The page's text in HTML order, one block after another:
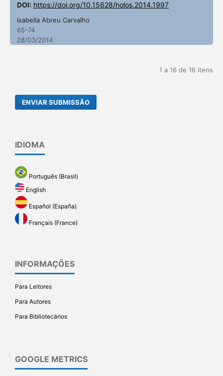
DOI: https://doi.org/10.15628/holos.2014.1997
Isabella Abreu Carvalho
65-74
28/03/2014
1 a 16 de 16 itens
ENVIAR SUBMISSÃO
IDIOMA
Português (Brasil)
English
Español (España)
Français (France)
INFORMAÇÕES
Para Leitores
Para Autores
Para Bibliotecários
GOOGLE METRICS